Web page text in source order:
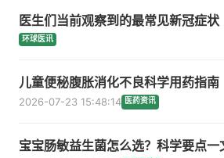
医生们当前观察到的最常见新冠症状
环球医讯
儿童便秘腹胀消化不良科学用药指南
2026-07-23 15:48:14 医药资讯
宝宝肠敏益生菌怎么选？科学要点一